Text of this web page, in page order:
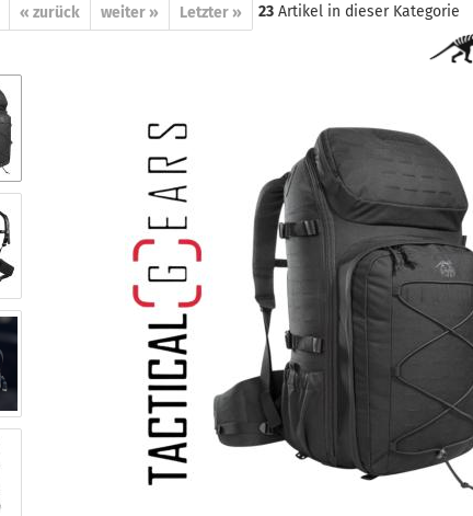
« zurück weiter » Letzter » 23 Artikel in dieser Kategorie